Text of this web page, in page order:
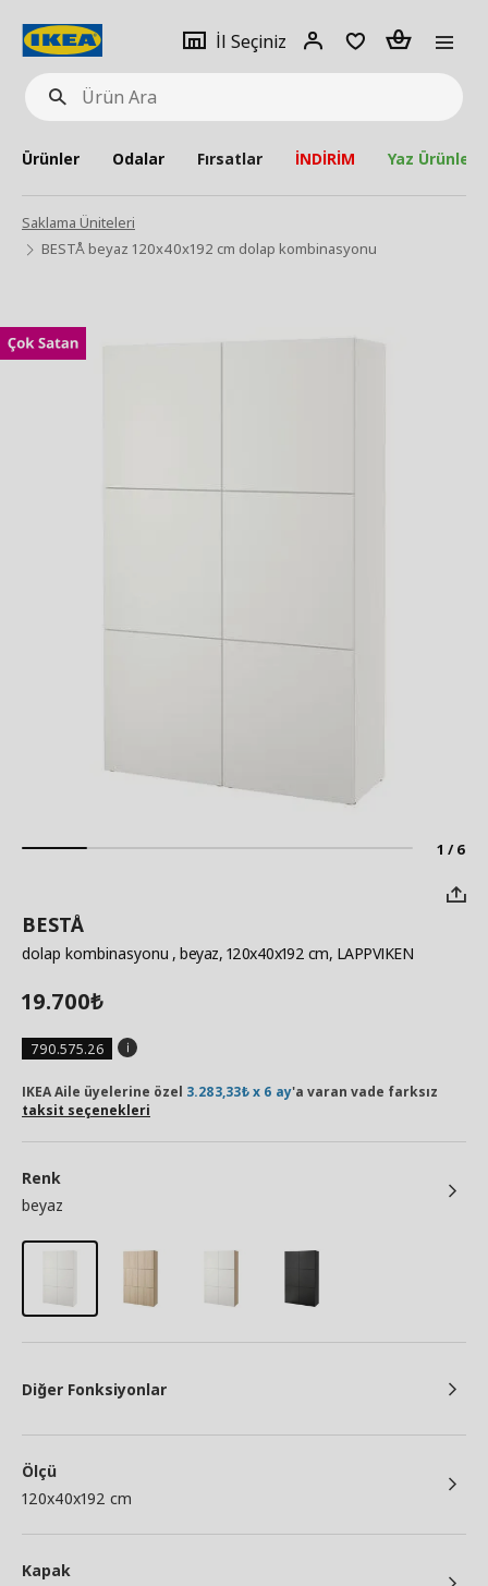
Ürün
Ara
İl Seçiniz
Giriş
Adet
Ürünler Odalar Fırsatlar İNDİRİM Yaz Ürünleri
Saklama Üniteleri
BESTÅ beyaz 120x40x192 cm dolap kombinasyonu
1 / 6
BESTÅ
dolap kombinasyonu , beyaz, 120x40x192 cm, LAPPVIKEN
19.700₺
790.575.26
IKEA Aile üyelerine özel 3.283,33₺ x 6 ay'a varan vade farksız
taksit seçenekleri
Renk
beyaz
Diğer Fonksiyonlar
Ölçü
120x40x192 cm
Kapak